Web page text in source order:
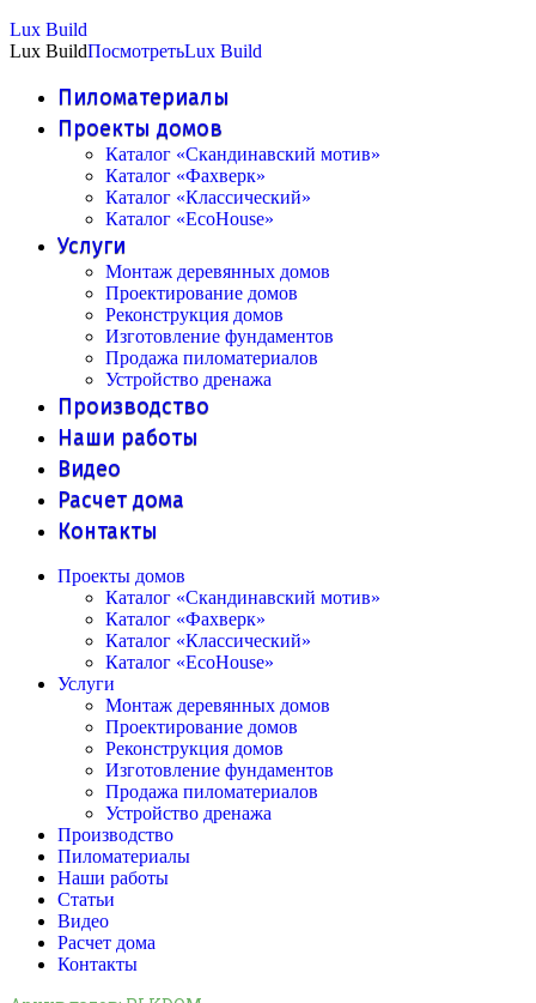
Lux Build
Lux BuildПосмотретьLux Build
Пиломатериалы
Проекты домов
Каталог «Скандинавский мотив»
Каталог «Фахверк»
Каталог «Классический»
Каталог «EcoHouse»
Услуги
Монтаж деревянных домов
Проектирование домов
Реконструкция домов
Изготовление фундаментов
Продажа пиломатериалов
Устройство дренажа
Производство
Наши работы
Видео
Расчет дома
Контакты
Проекты домов
Каталог «Скандинавский мотив»
Каталог «Фахверк»
Каталог «Классический»
Каталог «EcoHouse»
Услуги
Монтаж деревянных домов
Проектирование домов
Реконструкция домов
Изготовление фундаментов
Продажа пиломатериалов
Устройство дренажа
Производство
Пиломатериалы
Наши работы
Статьи
Видео
Расчет дома
Контакты